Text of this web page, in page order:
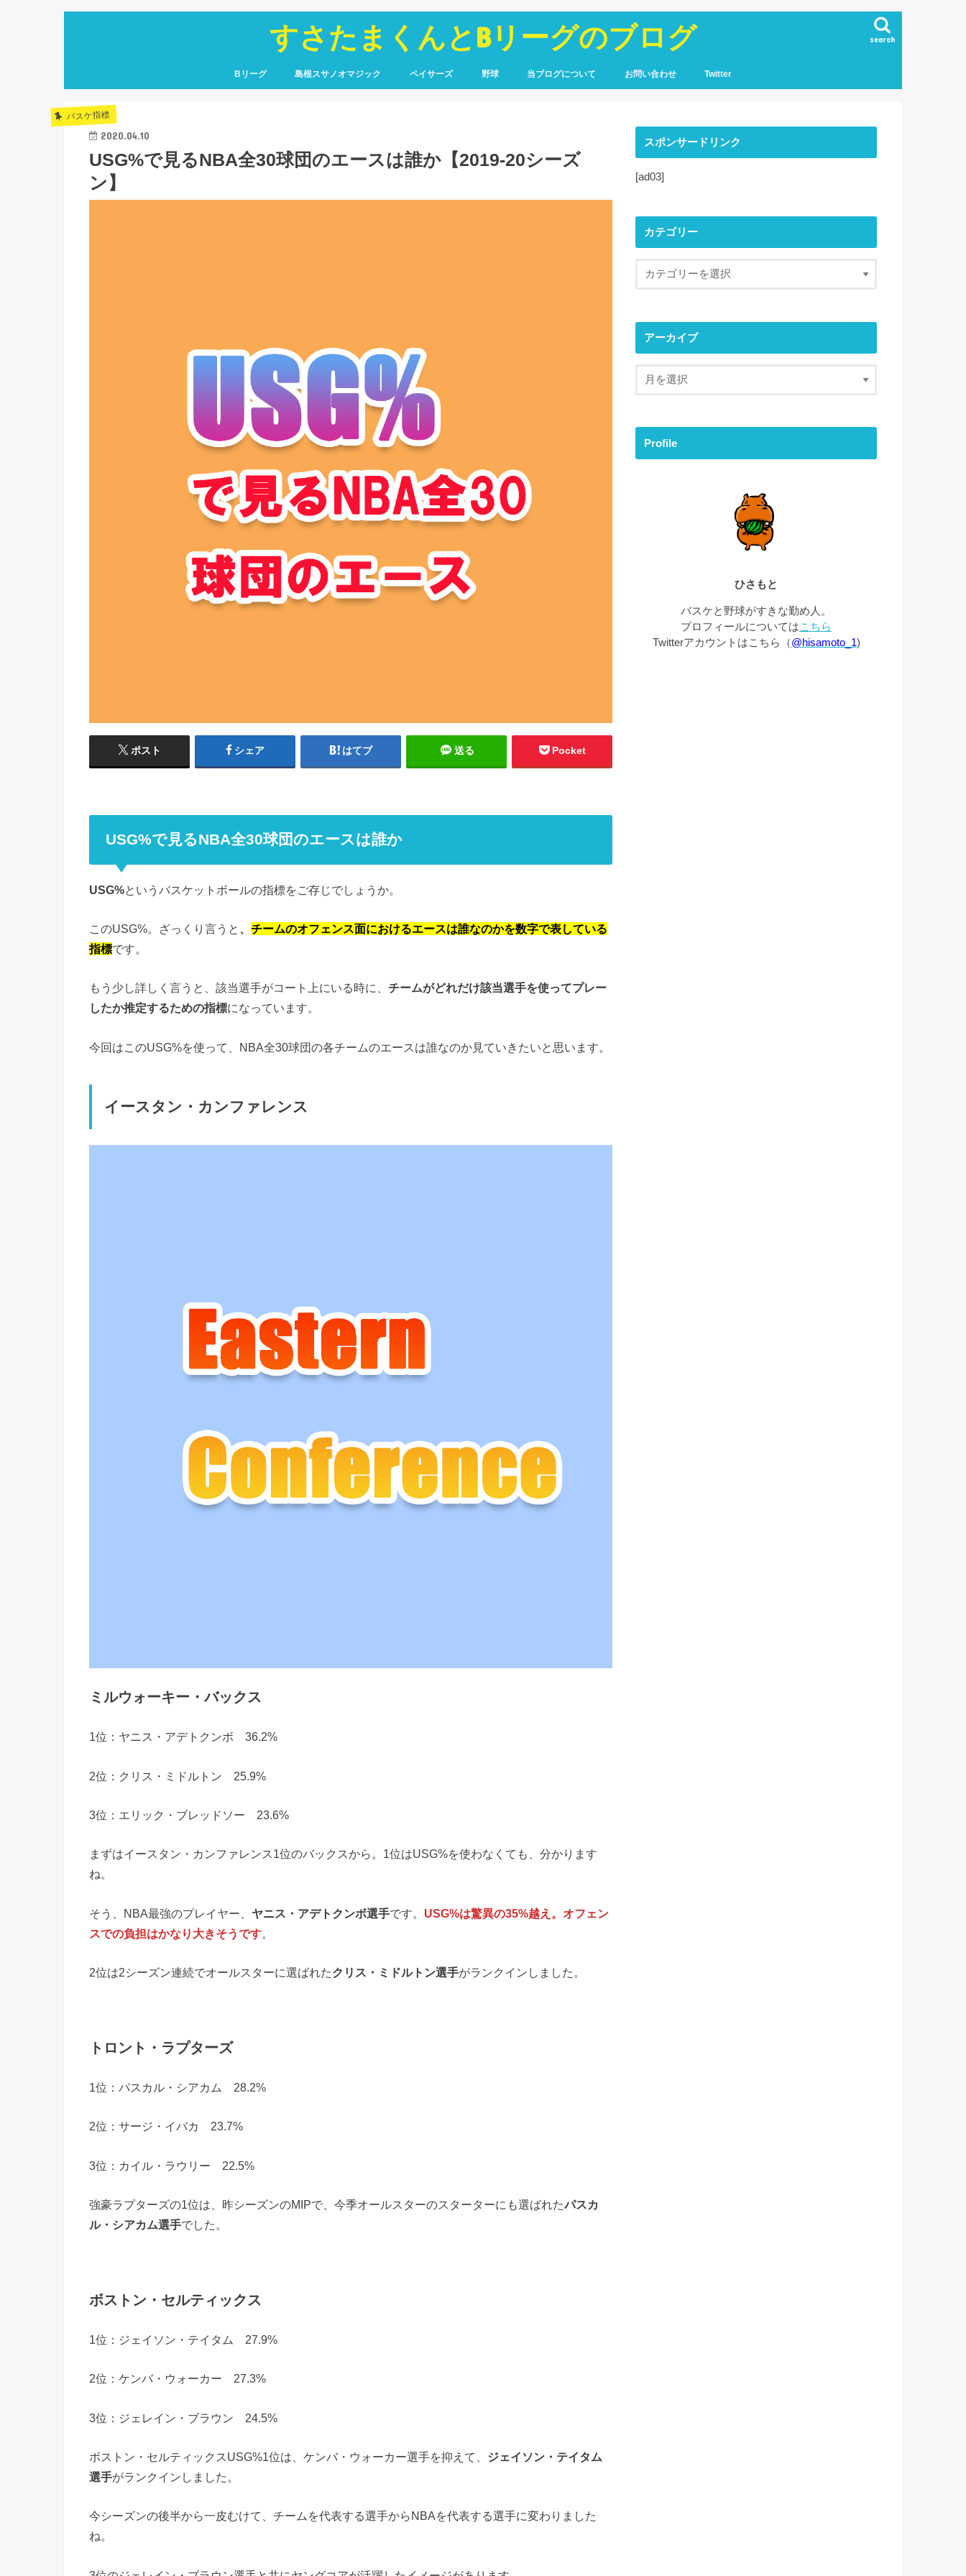
すさたまくんとBリーグのブログ search
Bリーグ 島根スサノオマジック ペイサーズ 野球 当ブログについて お問い合わせ Twitter
バスケ指標
2020.04.10
USG%で見るNBA全30球団のエースは誰か【2019-20シーズ
ン】
ポスト シェア はてブ 送る Pocket
USG%で見るNBA全30球団のエースは誰か
USG%というバスケットボールの指標をご存じでしょうか。
このUSG%。ざっくり言うと 、 チームのオフェンス面におけるエースは誰なのかを数字で表している
指標です。
もう少し詳しく言うと、該当選手がコート上にいる時に、 チームがどれだけ該当選手を使ってプレー
したか推定するための指標になっています。
今回はこのUSG%を使って、NBA全30球団の各チームのエースは誰なのか見ていきたいと思います。
イースタン・カンファレンス
ミルウォーキー・バックス
1位：ヤニス・アデトクンボ 36.2%
2位：クリス・ミドルトン 25.9%
3位：エリック・ブレッドソー 23.6%
まずはイースタン・カンファレンス1位のバックスから。1位はUSG%を使わなくても、分かります
ね。
そう、NBA最強のプレイヤー、 ヤニス・アデトクンボ選手です。 USG%は驚異の35%越え。オフェン
スでの負担はかなり大きそうです
2位は2シーズン連続でオールスターに選ばれたクリス・ミドルトン選手がランクインしました。
トロント・ラプターズ
1位：パスカル・シアカム 28.2%
2位：サージ・イバカ 23.7%
3位：カイル・ラウリー 22.5%
強豪ラプターズの1位は、昨シーズンのMIPで、今季オールスターのスターターにも選ばれたパスカ
ル・シアカム選手でした。
ボストン・セルティックス
1位：ジェイソン・テイタム 27.9%
2位：ケンバ・ウォーカー 27.3%
3位：ジェレイン・ブラウン 24.5%
ボストン・セルティックスUSG%1位は、ケンバ・ウォーカー選手を抑えて、 ジェイソン・テイタム
選手がランクインしました。
今シーズンの後半から一皮むけて、チームを代表する選手からNBAを代表する選手に変わりました
ね。
スポンサードリンク
[ad03]
カテゴリー
アーカイブ
Profile
ひさもと
バスケと野球がすきな勤め人。
プロフィールについてはこちら
Twitterアカウントはこちら（@hisamoto_1)